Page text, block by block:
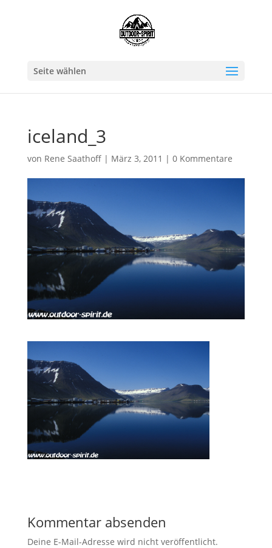
Seite wählen
iceland_3
von Rene Saathoff| März 3, 2011 | 0 Kommentare
Kommentar absenden
Deine E-Mail-Adresse wird nicht veröffentlicht.